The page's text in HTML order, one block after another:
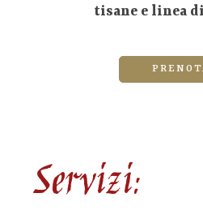
tisane e linea
Servizi: